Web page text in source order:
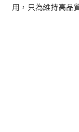
用，只為維持高品